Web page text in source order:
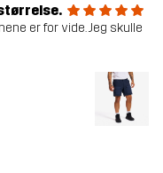
er for vide. Jeg skulle